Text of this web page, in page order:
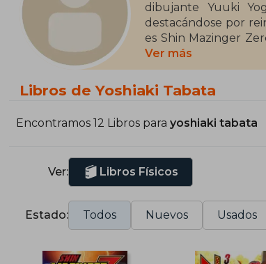
dibujante Yuuki
destacándose por
es Shin Mazinger
por Go Nagai.
La serie Shin
Akita Shoten. A lo
giros dramáticos y
retorno, dándole al
consecuencias del
Yoshiaki Tabata ha
y su estilo narrativo
elementos de
Ver más
Libros de Yoshiaki Tabata
Encontramos 12 Libros para yoshiaki tabata
Ver: Libros Físicos
Estado: Todos Nuevos Usados